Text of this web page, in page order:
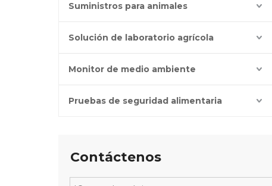
Suministros para animales
Solución de laboratorio agrícola
Monitor de medio ambiente
Pruebas de seguridad alimentaria
Contáctenos